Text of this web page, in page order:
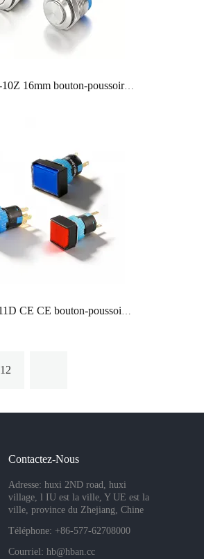
HBGQ16F-10Z 16mm bouton-poussoir verrouillage d’un interrupteur d’équipement industriel à tête ronde plate normalement ouvert
12
Contactez-Nous
Adresse: huxi 2ND road, huxi
village, l IU est la ville, Y UE est la
ville, province du Zhejiang, Chine
Téléphone: +86-577-62708000
Courriel: hb@hban.cc